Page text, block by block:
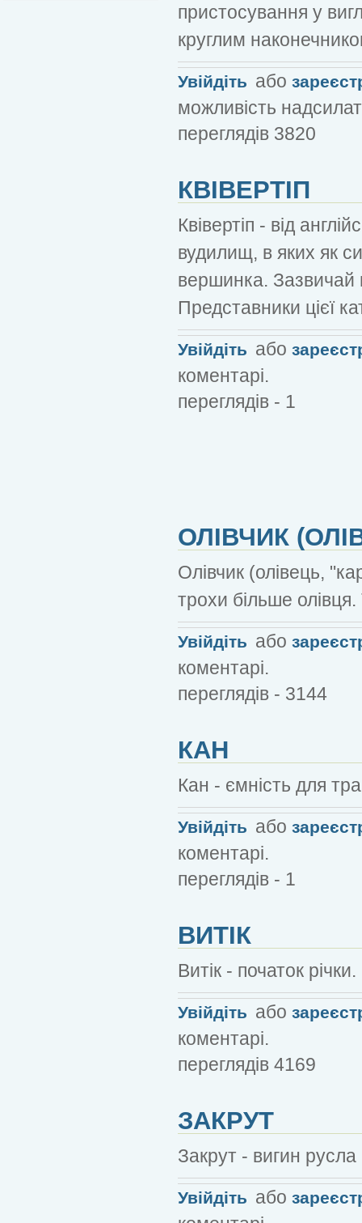
пристосування у
круглим
Увійдіть або
можливість
переглядів 3820
КВІВЕРТІП
Квівертіп - від
вудилищ, в яких як
вершинка. Зазвичай
Представники цієї
Увійдіть або
коментарі.
переглядів - 1
ОЛІВЧИК
Олівчик (олівець,
трохи більше
Увійдіть або
коментарі.
переглядів - 3144
КАН
Кан - ємність для
Увійдіть або
коментарі.
переглядів - 1
ВИТІК
Витік - початок річки.
Увійдіть або
коментарі.
переглядів 4169
ЗАКРУТ
Закрут - вигин русла
Увійдіть або